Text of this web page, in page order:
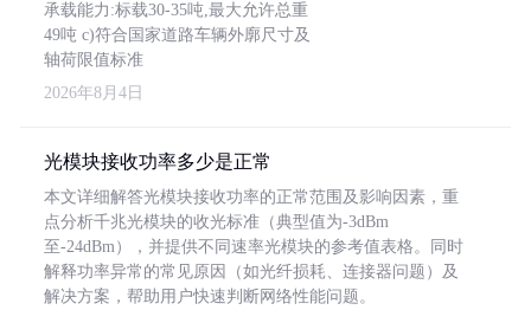
承载能力:标载30-35吨,最大允许总重
49吨 c)符合国家道路车辆外廓尺寸及
轴荷限值标准
2026年8月4日
光模块接收功率多少是正常
本文详细解答光模块接收功率的正常范围及影响因素，重
点分析千兆光模块的收光标准（典型值为-3dBm
至-24dBm），并提供不同速率光模块的参考值表格。同时
解释功率异常的常见原因（如光纤损耗、连接器问题）及
解决方案，帮助用户快速判断网络性能问题。